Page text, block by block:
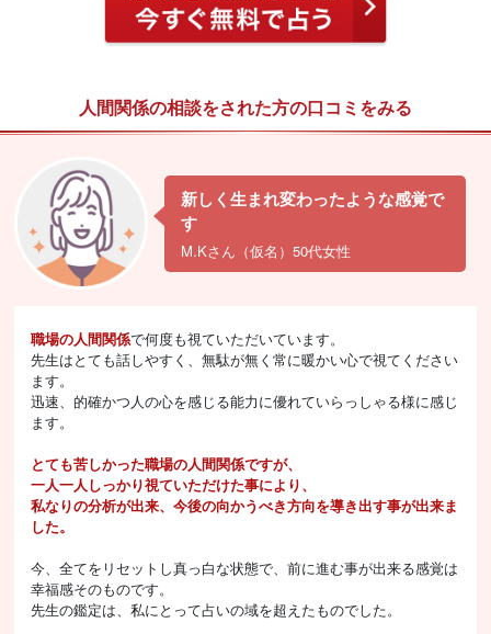
人間関係の相談をされた方の口コミをみる
新しく生まれ変わったような感覚で
す
M.Kさん（仮名）50代女性
職場の人間関係で何度も視ていただいています。
先生はとても話しやすく、無駄が無く常に暖かい心で視てください
ます。
迅速、的確かつ人の心を感じる能力に優れていらっしゃる様に感じ
ます。
とても苦しかった職場の人間関係ですが、
一人一人しっかり視ていただけた事により、
私なりの分析が出来、今後の向かうべき方向を導き出す事が出来ま
した。
今、全てをリセットし真っ白な状態で、前に進む事が出来る感覚は
幸福感そのものです。
先生の鑑定は、私にとって占いの域を超えたものでした。